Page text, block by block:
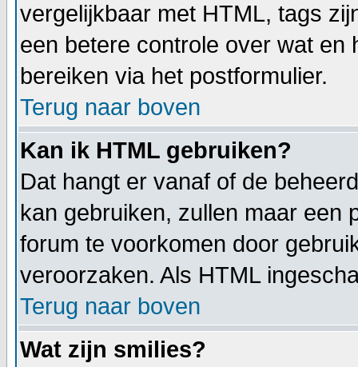
vergelijkbaar met HTML, tags
een betere controle over wat en
bereiken via het postformulier.
Terug naar boven
Kan ik HTML gebruiken?
Dat hangt er vanaf of de
kan gebruiken, zullen maar
forum te voorkomen door
veroorzaken. Als HTML
Terug naar boven
Wat zijn smilies?